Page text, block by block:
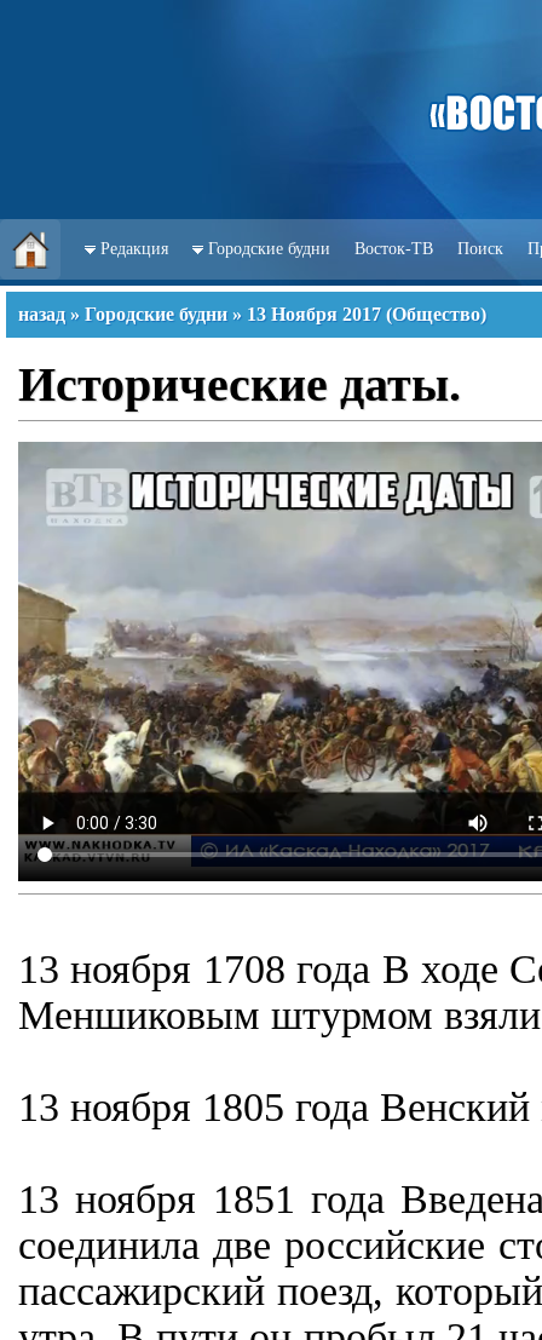
Редакция Городские будни Восток-ТВ Поиск
назад » Городские будни » 13 Ноября 2017 (Общество)
Исторические даты.
13 ноября 1708 года В ходе
Меншиковым штурмом взяли
13 ноября 1805 года
13 ноября 1851 года
соединила две российские
пассажирский поезд,